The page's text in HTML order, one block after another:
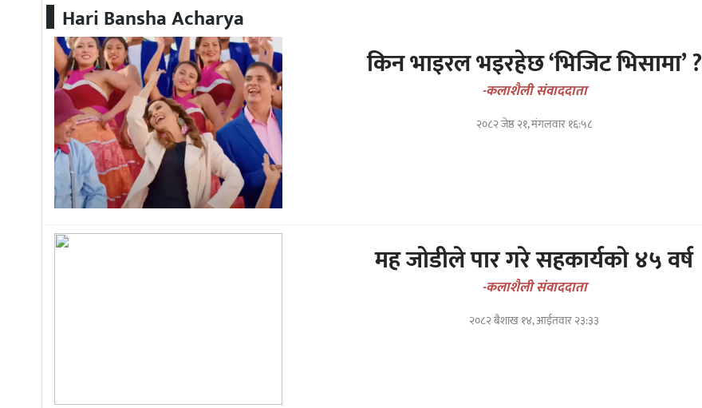
Hari Bansha Acharya
किन भाइरल भइरहेछ ‘भिजिट भिसामा’ ?
-कलाशैली संवाददाता
२०८२ जेष्ठ २१, मंगलवार १६:५८
मह जोडीले पार गरे सहकार्यको ४५ वर्ष
-कलाशैली संवाददाता
२०८२ बैशाख १४, आईतवार २३:३३